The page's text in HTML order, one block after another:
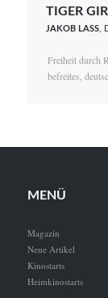
TIGER
JAKOB LASS,
Freiheit durch
befreites,
MENÜ
Magazin
Neue Artikel
Kinostarts
Heimkinostarts